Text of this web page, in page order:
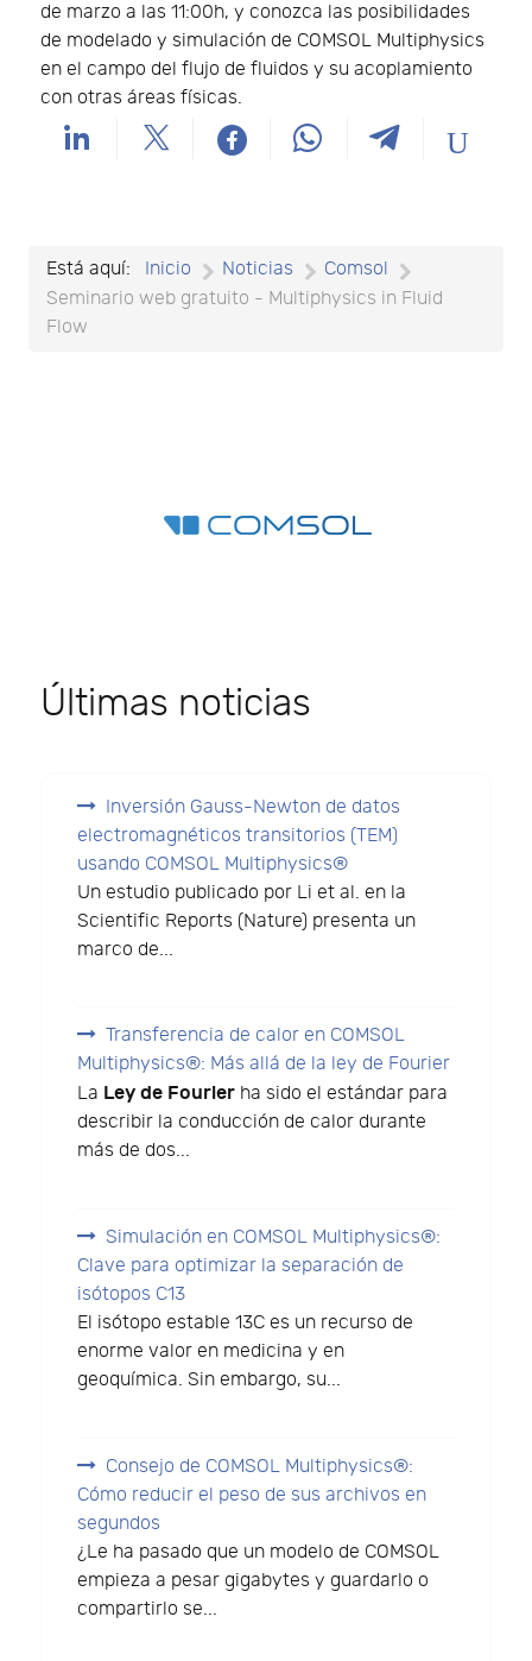
de marzo a las 11:00h, y conozca las posibilidades
de modelado y simulación de COMSOL Multiphysics
en el campo del flujo de fluidos y su acoplamiento
con otras áreas físicas.
Está aquí: Inicio Noticias
Comsol
Seminario web gratuito - Multiphysics in Fluid
Flow
Últimas noticias
Inversión Gauss-Newton de datos
electromagnéticos transitorios (TEM)
usando COMSOL Multiphysics®
Un estudio publicado por Li et al. en la
Scientific Reports (Nature) presenta un
marco de...
Transferencia de calor en COMSOL
Multiphysics®: Más allá de la ley de Fourier
La Ley de Fourier ha sido el estándar para
describir la conducción de calor durante
más de dos...
Simulación en COMSOL Multiphysics®:
Clave para optimizar la separación de
isótopos C13
El isótopo estable 13C es un recurso de
enorme valor en medicina y en
geoquímica. Sin embargo, su...
Consejo de COMSOL Multiphysics®:
Cómo reducir el peso de sus archivos en
segundos
¿Le ha pasado que un modelo de COMSOL
empieza a pesar gigabytes y guardarlo o
compartirlo se...